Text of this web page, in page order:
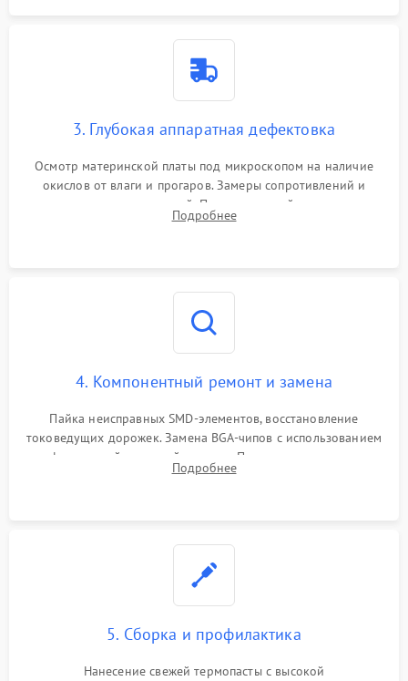
3. Глубокая аппаратная дефектовка
Осмотр материнской платы под микроскопом на наличие
окислов от влаги и прогаров. Замеры сопротивлений и
дежурных напряжений. Проверка цепей питания,
мультиконтроллера, процессора и видеочипа.
Подробнее
4. Компонентный ремонт и замена
Пайка неисправных SMD-элементов, восстановление
токоведущих дорожек. Замена BGA-чипов с использованием
инфракрасной паяльной станции. Прошивка микросхемы
BIOS или замена поврежденных портов USB
Подробнее
5. Сборка и профилактика
Нанесение свежей термопасты с высокой